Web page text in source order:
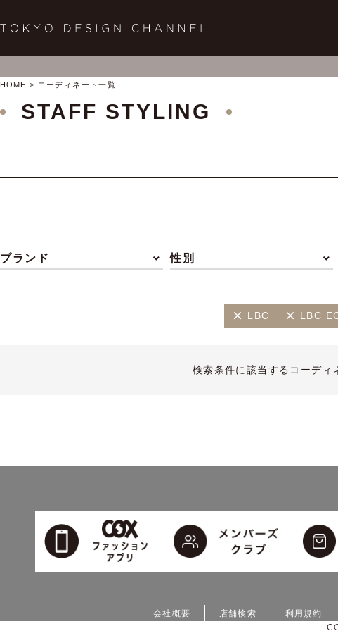
HOME コーディネート一覧
STAFF STYLING
ブランド 性別
LBC LBC
検索条件に該当するコーディ
会社概要 店舗検索 利用規約